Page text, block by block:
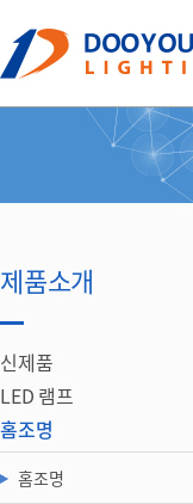
제품소개
신제품
LED 램프
홈조명
홈조명